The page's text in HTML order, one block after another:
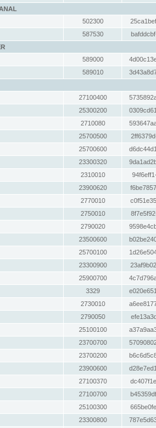
502300
587530
589000
589010
27100400
25300200
2710080
25700500
25700600
23300320
2310010
23900620
2770010
2750010
2790020
23500600
25700100
23300900
25900700
3329
2730010
2790050
25100100
23700700
23700200
23900600
27100370
27100700
25100300
23300800